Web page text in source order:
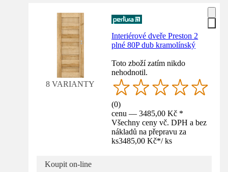
8 VARIANTY
Interiérové dveře Preston 2
plné 80P dub kramolínský
Toto zboží zatím nikdo
nehodnotil.
(0)
cenu — 3485,00 Kč *
Všechny ceny vč. DPH a bez
nákladů na přepravu za
ks3485,00 Kč*/ ks
Koupit on-line